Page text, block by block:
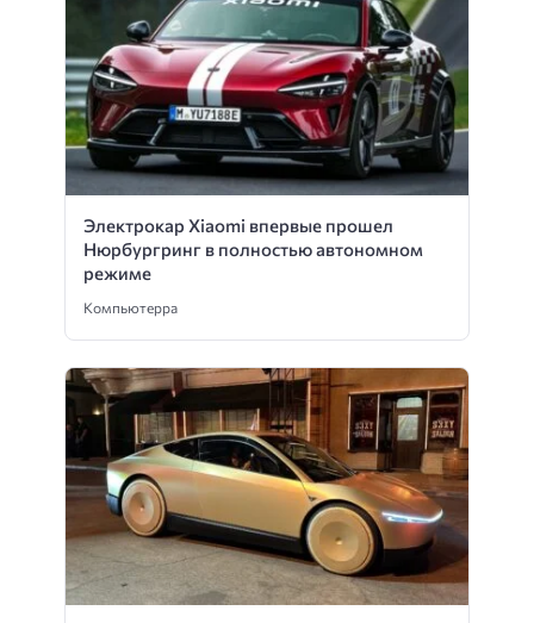
Электрокар Xiaomi впервые прошел
Нюрбургринг в полностью автономном
режиме
Компьютерра